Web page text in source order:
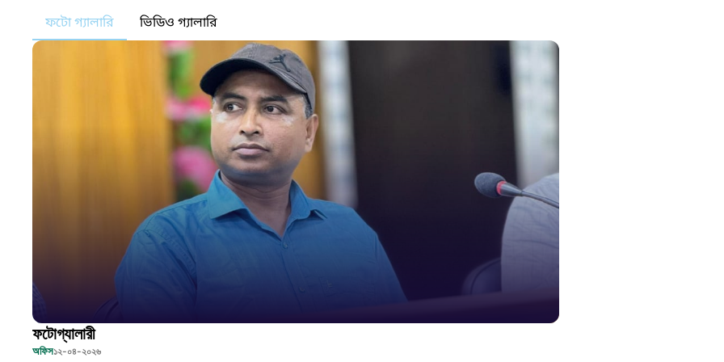
ফটো গ্যালারি ভিডিও গ্যালারি
ফটোগ্যালারী
অফিস১২-০৪-২০২৬